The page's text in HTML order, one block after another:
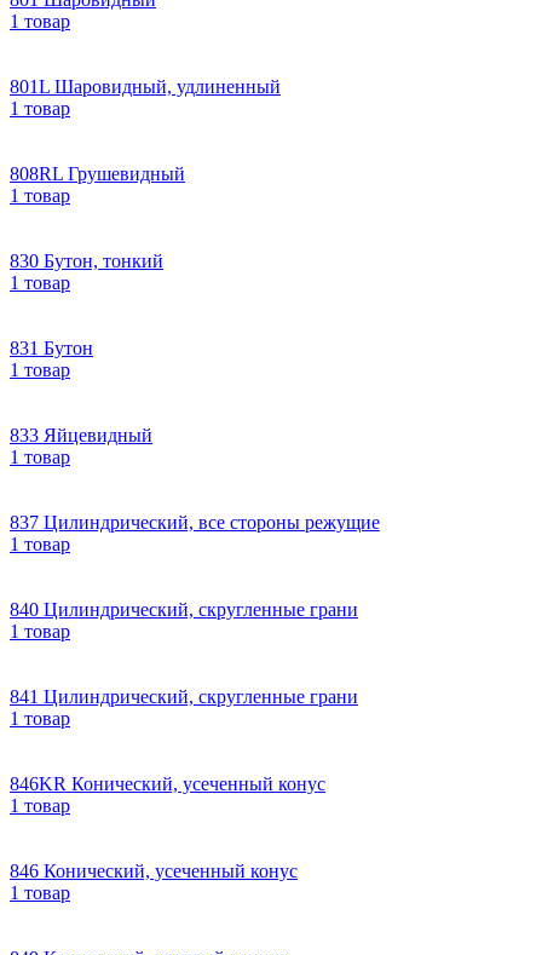
1 товар
801L Шаровидный, удлиненный
1 товар
808RL Грушевидный
1 товар
830 Бутон, тонкий
1 товар
831 Бутон
1 товар
833 Яйцевидный
1 товар
837 Цилиндрический, все стороны режущие
1 товар
840 Цилиндрический, скругленные грани
1 товар
841 Цилиндрический, скругленные грани
1 товар
846KR Конический, усеченный конус
1 товар
846 Конический, усеченный конус
1 товар